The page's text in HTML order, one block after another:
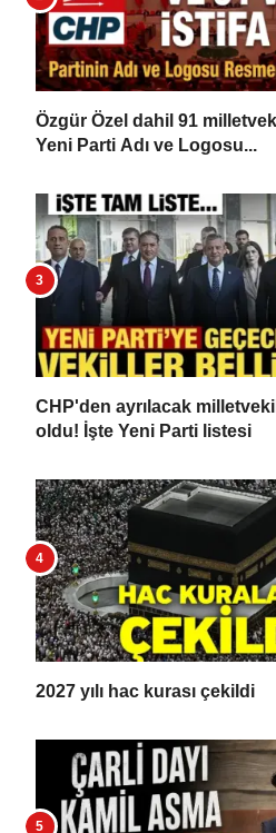
Özgür Özel dahil 91
Yeni Parti Adı ve Logosu...
CHP'den ayrılacak
oldu! İşte Yeni Parti listesi
2027 yılı hac kurası çekildi